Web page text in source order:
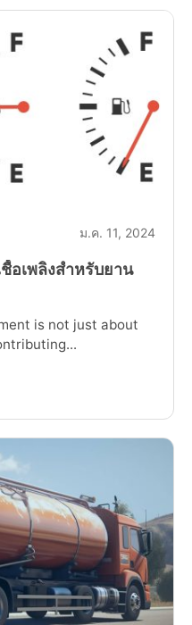
ม.ค. 11, 2024
อเพลิงสำหรับยาน
is not just about